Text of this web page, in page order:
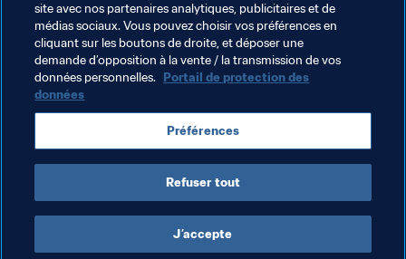
formation
CONDITIONS D'UTILISATION
PORTAIL DE LA FIFA SUR LA PROTECTION DES DONNÉES
TÉLÉCHARGEMENTS
PARAMÈTRAGE DES COOKIES
Droits d'auteur © 1994 - 2025 FIFA. Tous les droits sont réservés.
Cookie Settings
site avec nos partenaires analytiques, publicitaires et de
médias sociaux. Vous pouvez choisir vos préférences en
cliquant sur les boutons de droite, et déposer une
demande d’opposition à la vente / la transmission de vos
données personnelles. Portail de protection des
données
Préférences
Refuser tout
J’accepte